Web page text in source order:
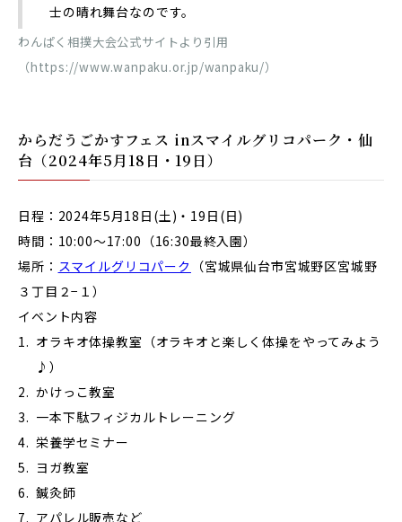
士の晴れ舞台なのです。
わんぱく相撲大会公式サイトより引用
（https://www.wanpaku.or.jp/wanpaku/）
からだうごかすフェス inスマイルグリコパーク・仙
台 （2024年5月18日・19日）
日程：2024年5月18日(土)・19日(日)
時間：10:00～17:00（16:30最終入園）
場所： スマイルグリコパーク
（宮城県仙台市宮城野区宮城野
３丁目２−１）
イベント内容
オラキオ体操教室（オラキオと楽しく体操をやってみよう
♪）
かけっこ教室
一本下駄フィジカルトレーニング
栄養学セミナー
ヨガ教室
鍼灸師
アパレル販売など